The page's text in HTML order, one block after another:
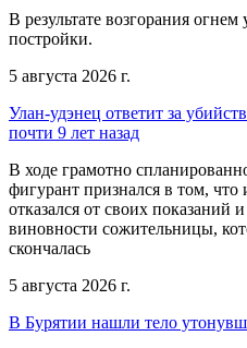
В результате возгорания
постройки.
5 августа 2026 г.
Улан-удэнец ответит за
почти 9 лет назад
В ходе грамотно
фигурант признался в том, что
отказался от своих показаний
виновности сожительницы,
скончалась
5 августа 2026 г.
В Бурятии нашли тело